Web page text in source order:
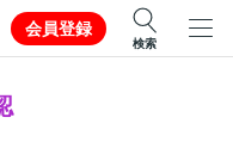
会員登録
検索